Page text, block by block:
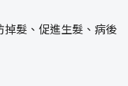
髮、促進生髮、病後